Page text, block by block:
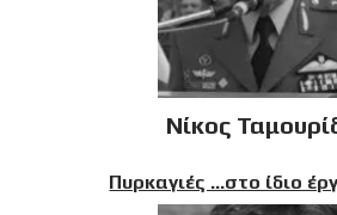
Νίκος
Πυρκαγιές …στο ίδιο